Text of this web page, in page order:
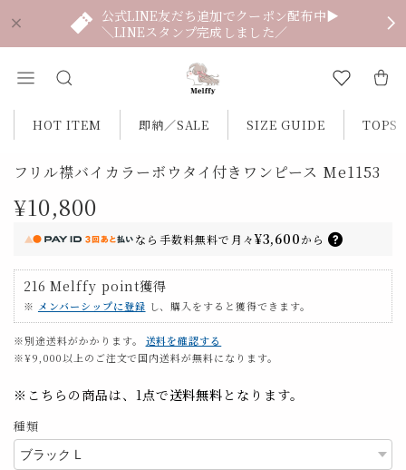
公式LINE友だち追加でクーポン配布中▶
＼LINEスタンプ完成しました／
HOT ITEM 即納／SALE SIZE GUIDE TOPS
フリル襟バイカラーボウタイ付きワンピース Me1153
¥10,800
なら 手数料無料で 月々¥3,600から
216 Melffy point獲得
※ メンバーシップに登録 し、購入をすると獲得できます。
※別途送料がかかります。
送料を確認する
※¥9,000以上のご注文で国内送料が無料になります。
※こちらの商品は、1点で送料無料 となります。
種類